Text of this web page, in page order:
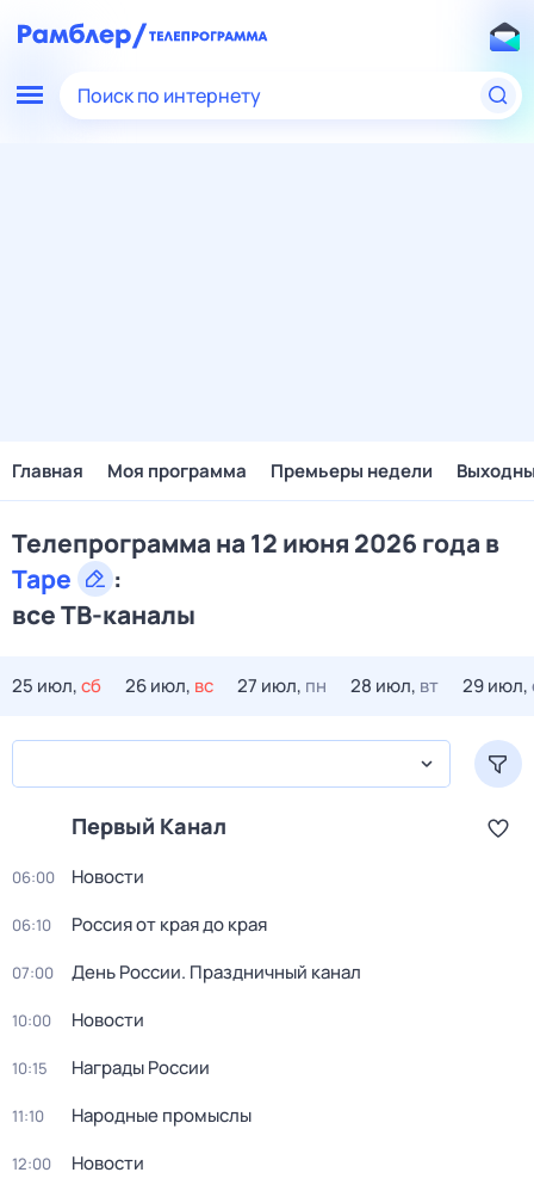
Поиск по интернету
Главная Моя программа Премьеры недели
Телепрограмма на 12 июня 2026 года в
Таре
:
все ТВ-каналы
25 июл,сб 26 июл, вс 27 июл, пн 28 июл, вт 29 июл,
Первый Канал
06:00 Новости
06:10 Россия от края до края
07:00 День России. Праздничный канал
10:00 Новости
10:15 Награды России
11:10 Народные промыслы
12:00 Новости